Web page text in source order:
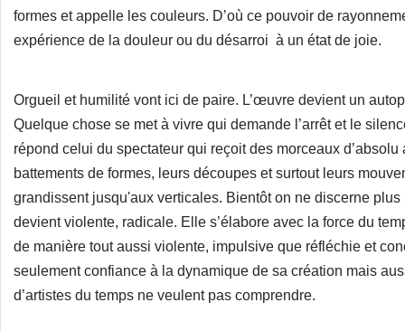
formes et appelle les couleurs. D’où ce pouvoir de
expérience de la douleur ou du désarroi à un état de joie.
Orgueil et humilité vont ici de paire. L’œuvre devient un
Quelque chose se met à vivre qui demande l’arrêt et le
répond celui du spectateur qui reçoit des morceaux
battements de formes, leurs découpes et surtout leurs
grandissent jusqu'aux verticales. Bientôt on ne discerne
devient violente, radicale. Elle s’élabore avec la force du
de manière tout aussi violente, impulsive que réfléchie et
seulement confiance à la dynamique de sa création mais
d’artistes du temps ne veulent pas comprendre.